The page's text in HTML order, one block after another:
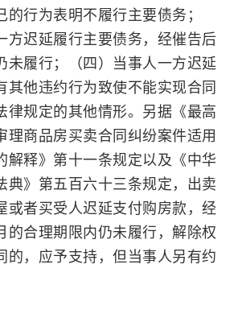
的行为表明不履行主要债务；
方迟延履行主要债务，经催告后
未履行；（四）当事人一方迟延
其他违约行为致使不能实现合同
律规定的其他情形。另据《最高
理商品房买卖合同纠纷案件适用
解释》第十一条规定以及《中华
典》第五百六十三条规定，出卖
或者买受人迟延支付购房款，经
的合理期限内仍未履行，解除权
的，应予支持，但当事人另有约